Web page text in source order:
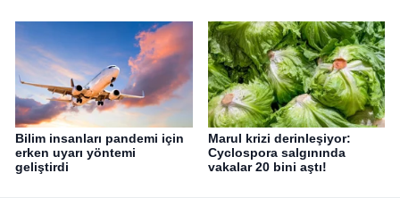
Bilim insanları pandemi için
erken uyarı yöntemi
geliştirdi
Marul krizi derinleşiyor:
Cyclospora salgınında
vakalar 20 bini aştı!